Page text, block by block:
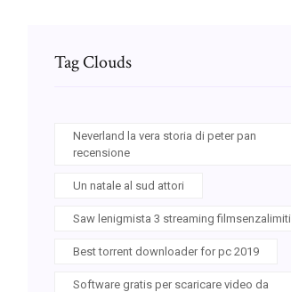
Tag Clouds
Neverland la vera storia di peter pan
recensione
Un natale al sud attori
Saw lenigmista 3 streaming filmsenzalimiti
Best torrent downloader for pc 2019
Software gratis per scaricare video da